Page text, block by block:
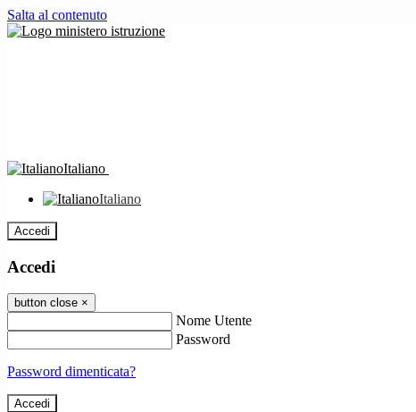
Salta al contenuto
Italiano
Italiano
Accedi
Accedi
button close ×
Nome Utente
Password
Password dimenticata?